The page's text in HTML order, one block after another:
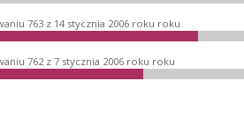
763 z 14 stycznia 2006 roku roku
762 z 7 stycznia 2006 roku roku